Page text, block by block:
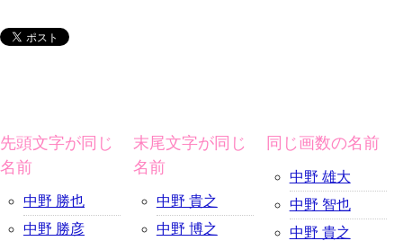
先頭文字が同じ
名前
中野 勝也
中野 勝彦
末尾文字が同じ
名前
中野 貴之
中野 博之
同じ画数の名前
中野 雄大
中野 智也
中野 貴之